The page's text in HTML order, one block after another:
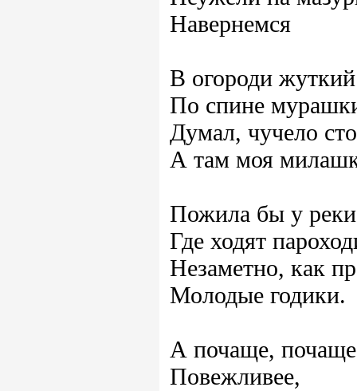
Навернемся
В огороди
По спине
Думал, чучело
А там моя
Пожила бы у
Где ходят
Незаметно, как
Молодые годики.
А почаще,
Повежливее,